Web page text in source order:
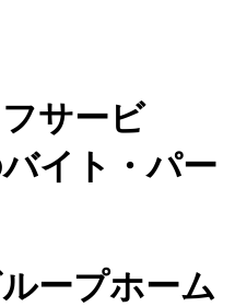
サービ
イト・パー
ープホーム